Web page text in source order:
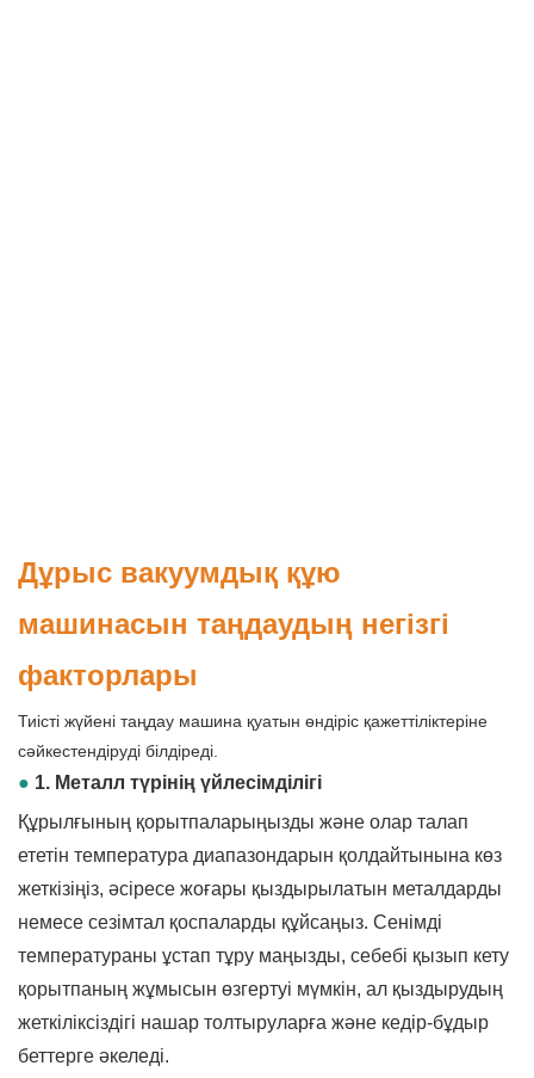
Дұрыс вакуумдық құю
машинасын таңдаудың негізгі
факторлары
Тиісті жүйені таңдау машина қуатын өндіріс қажеттіліктеріне
сәйкестендіруді білдіреді.
● 1. Металл түрінің үйлесімділігі
Құрылғының қорытпаларыңызды және олар талап
ететін температура диапазондарын қолдайтынына көз
жеткізіңіз, әсіресе жоғары қыздырылатын металдарды
немесе сезімтал қоспаларды құйсаңыз. Сенімді
температураны ұстап тұру маңызды, себебі қызып кету
қорытпаның жұмысын өзгертуі мүмкін, ал қыздырудың
жеткіліксіздігі нашар толтыруларға және кедір-бұдыр
беттерге әкеледі.